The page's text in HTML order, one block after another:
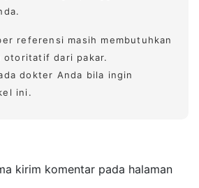
referensi masih membutuhkan
otoritatif dari pakar.
dokter Anda bila ingin
ini.
kirim komentar pada halaman